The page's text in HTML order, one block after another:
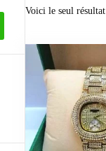
Voici le seul résultat